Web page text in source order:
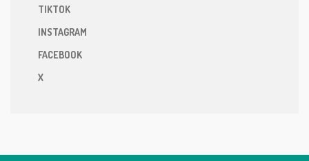
TIKTOK
INSTAGRAM
FACEBOOK
X